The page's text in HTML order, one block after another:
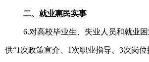
二、就业惠民实事
6.对高校毕业生、失业人员和就业
供“1次政策宣介、1次职业指导、3次岗位